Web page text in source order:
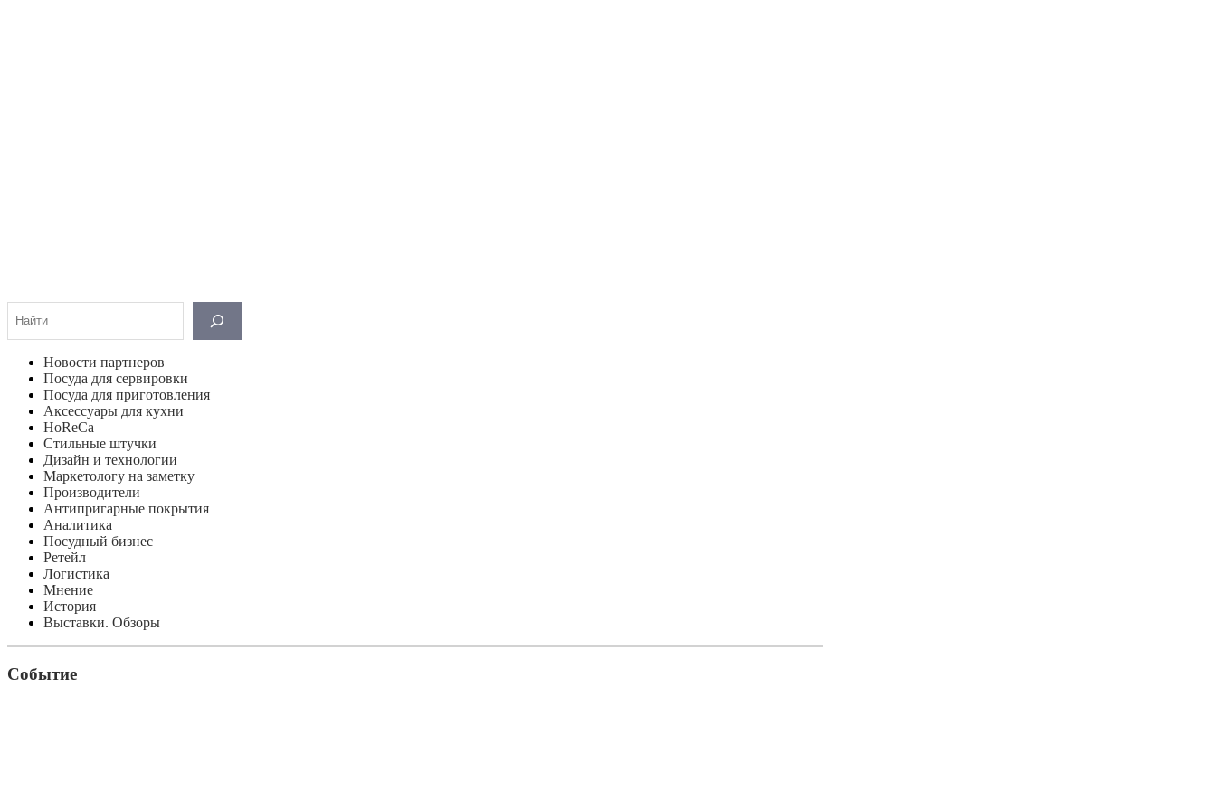
Новости партнеров
Посуда для сервировки
Посуда для приготовления
Аксессуары для кухни
HoReCa
Стильные штучки
Дизайн и технологии
Маркетологу на заметку
Производители
Антипригарные покрытия
Аналитика
Посудный бизнес
Ретейл
Логистика
Мнение
История
Выставки. Обзоры
Событие